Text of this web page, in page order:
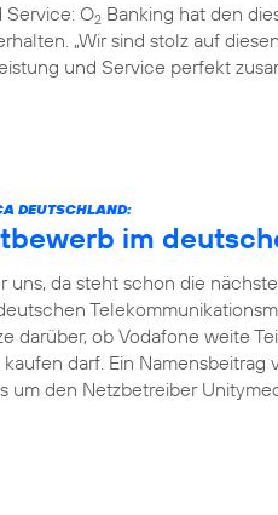
Service: O2 Banking hat den
„Wir sind stolz auf
und Service perfekt
DEUTSCHLAND:
im
uns, da steht schon die
darüber, ob Vodafone weite
darf. Ein Namensbeitrag
um den Netzbetreiber